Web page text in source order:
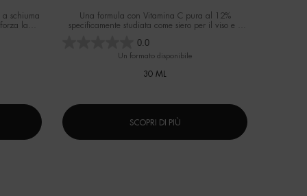
a schiuma
la
Una formula con Vitamina C pura al 12%
specificamente studiata come siero per il viso e il
0.0
Un formato disponibile
30 ML
SCOPRI DI PIÙ